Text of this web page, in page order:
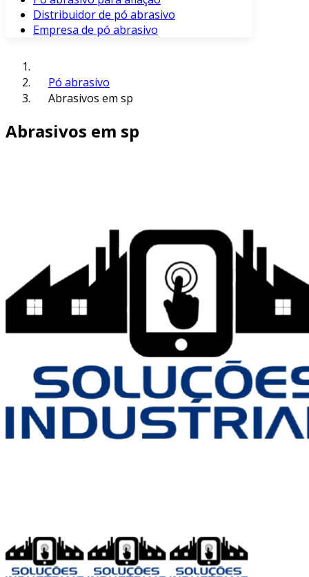
Distribuidor de pó abrasivo
Empresa de pó abrasivo
Pó abrasivo
Abrasivos em sp
Abrasivos em sp